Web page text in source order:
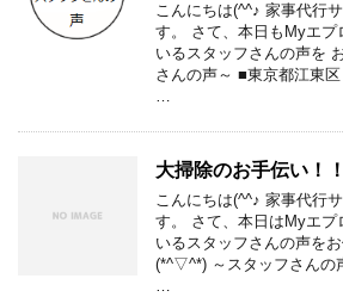
こんにちは(^^♪ 家事代行
す。 さて、本日もMyエプ
いるスタッフさんの声を
さんの声～ ■東京都江東区
…
大掃除のお手伝い！！
こんにちは(^^♪ 家事代行
す。 さて、本日はMyエプ
いるスタッフさんの声を
(*^▽^*) ～スタッフさんの
…